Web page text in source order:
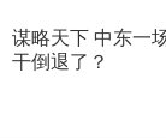
谋略天下 中东一
干倒退了？